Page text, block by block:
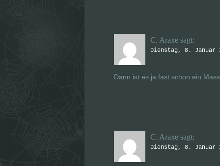
C. Araxe sagt:
Dienstag, 8. Januar
Dann ist es ja fast schon ein
C. Araxe sagt:
Dienstag, 8. Januar